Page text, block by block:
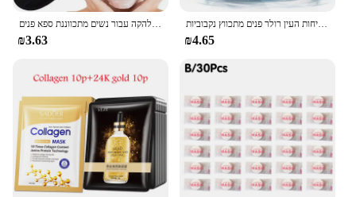
רך מתנשא שיער אביזרים בנות ראש על הפנים לשטוף אמבטיה איפור הלהקה עבור נשים מתכווננת ספא פנים
₪3.63
קרח פרצוף קרח הקרח קוביית יופי עיסוי קרח סיליקון עובש עבור נפיחות העין רולר פנים מתכווץ נקבוביות
₪4.65